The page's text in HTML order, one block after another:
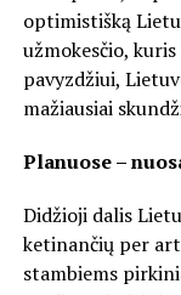
optimistišką
užmokesčio,
pavyzdžiui,
mažiausiai
Planuose –
Didžioji dalis
ketinančių per
stambiems